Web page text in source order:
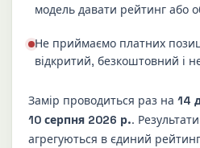
модель давати рейтинг або
Не приймаємо платних
відкритий, безкоштовний і
Замір проводиться раз на 14
10 серпня 2026 р..
агрегуються в єдиний